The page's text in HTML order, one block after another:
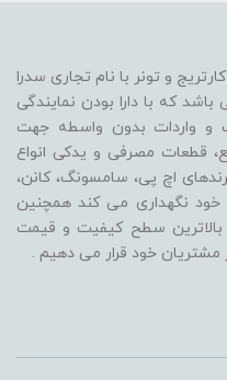
و تونر با نام تجاری سدرا
که با دارا بودن نمایندگی
و واردات بدون واسطه جهت
قطعات مصرفی و یدکی انواع
بیش از 2000 کالا از برندهای اچ پی، سامسونگ، کانن،
خود نگهداری می کند همچنین
با بالاترین سطح کیفیت و قیمت
مشتریان خود قرار می دهیم .